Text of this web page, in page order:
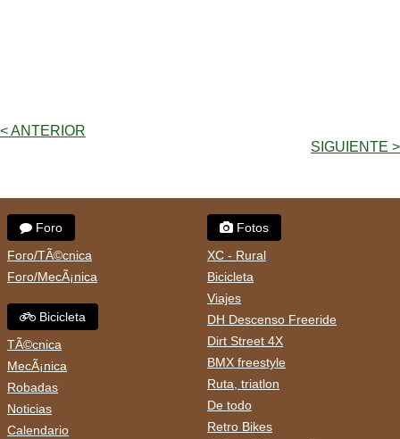
< ANTERIOR
SIGUIENTE >
Foro
Foro/TÃ©cnica
Foro/MecÃ¡nica
Bicicleta
TÃ©cnica
MecÃ¡nica
Robadas
Noticias
Calendario
Fotos
XC - Rural
Bicicleta
Viajes
DH Descenso Freeride
Dirt Street 4X
BMX freestyle
Ruta, triatlon
De todo
Retro Bikes